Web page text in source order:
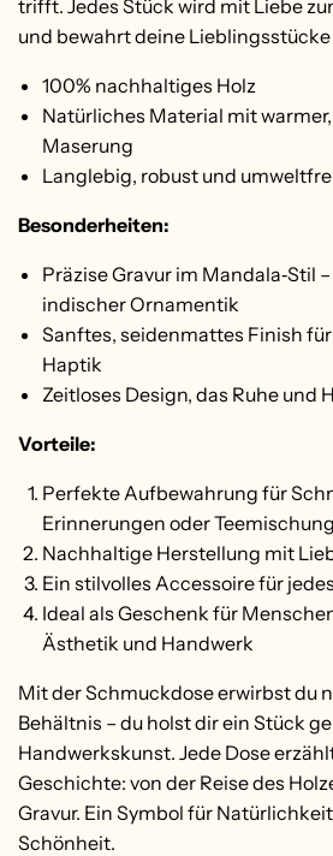
trifft. Jedes Stück wird mit Liebe
und bewahrt deine
100% nachhaltiges Holz
Natürliches Material mit
Maserung
Langlebig, robust und
Besonderheiten:
Präzise Gravur im Mandala‑Stil
indischer Ornamentik
Sanftes, seidenmattes Finish
Haptik
Zeitloses Design, das Ruhe und
Vorteile:
Perfekte Aufbewahrung für
Erinnerungen oder
Nachhaltige Herstellung mit
Ein stilvolles Accessoire für
Ideal als Geschenk für
Ästhetik und Handwerk
Mit der Schmuckdose erwirbst du
Behältnis – du holst dir ein Stück
Handwerkskunst. Jede Dose
Geschichte: von der Reise des
Gravur. Ein Symbol für
Schönheit.